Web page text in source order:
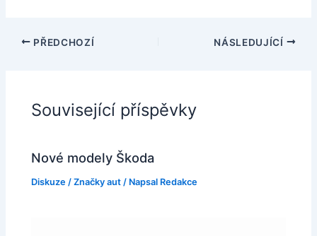
PŘEDCHOZÍ NÁSLEDUJÍCÍ
Související příspěvky
Nové modely Škoda
Diskuze /Značky aut / Napsal Redakce